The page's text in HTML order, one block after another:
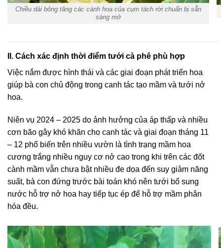
Chiều dài bông tăng các cánh hoa của cụm tách rời chuẩn bị sẵn
sàng mở
II. Cách xác định thời điểm tưới cà phê phù hợp
Việc nắm được hình thái và các giai đoạn phát triển hoa
giúp bà con chủ động trong canh tác tạo mầm và tưới nở
hoa.
Niên vụ 2024 – 2025 do ảnh hưởng của áp thấp và nhiều
cơn bão gây khó khăn cho canh tác và giai đoạn tháng 11
– 12 phổ biến trên nhiều vườn là tình trạng mầm hoa
cương trắng nhiều nguy cơ nở cao trong khi trên các đốt
cành mầm vẫn chưa bật nhiều đe dọa đến suy giảm năng
suất, bà con đứng trước bài toán khó nên tưới bổ sung
nước hỗ trợ nở hoa hay tiếp tục ép để hỗ trợ mầm phân
hóa đều.